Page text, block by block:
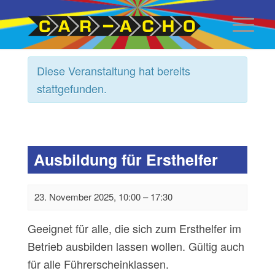
Diese Veranstaltung hat bereits
stattgefunden.
Ausbildung für Ersthelfer
23. November 2025, 10:00–17:30
Geeignet für alle, die sich zum Ersthelfer im
Betrieb ausbilden lassen wollen. Gültig auch
für alle Führerscheinklassen.
Close